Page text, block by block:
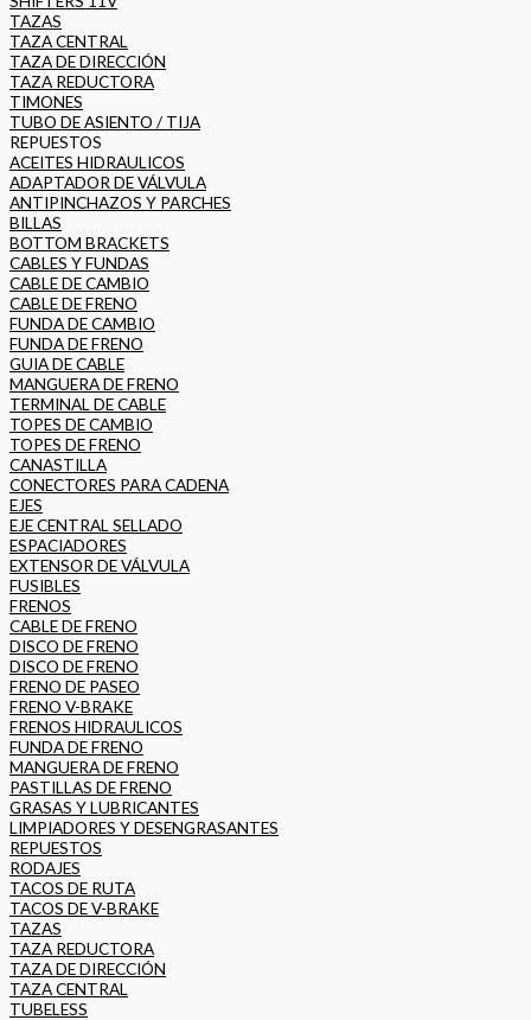
TAZAS
TAZA CENTRAL
TAZA DE DIRECCIÓN
TAZA REDUCTORA
TIMONES
TUBO DE ASIENTO / TIJA
REPUESTOS
ACEITES HIDRAULICOS
ADAPTADOR DE VÁLVULA
ANTIPINCHAZOS Y PARCHES
BILLAS
BOTTOM BRACKETS
CABLES Y FUNDAS
CABLE DE CAMBIO
CABLE DE FRENO
FUNDA DE CAMBIO
FUNDA DE FRENO
GUIA DE CABLE
MANGUERA DE FRENO
TERMINAL DE CABLE
TOPES DE CAMBIO
TOPES DE FRENO
CANASTILLA
CONECTORES PARA CADENA
EJES
EJE CENTRAL SELLADO
ESPACIADORES
EXTENSOR DE VÁLVULA
FUSIBLES
FRENOS
CABLE DE FRENO
DISCO DE FRENO
DISCO DE FRENO
FRENO DE PASEO
FRENO V-BRAKE
FRENOS HIDRAULICOS
FUNDA DE FRENO
MANGUERA DE FRENO
PASTILLAS DE FRENO
GRASAS Y LUBRICANTES
LIMPIADORES Y DESENGRASANTES
REPUESTOS
RODAJES
TACOS DE RUTA
TACOS DE V-BRAKE
TAZAS
TAZA REDUCTORA
TAZA DE DIRECCIÓN
TAZA CENTRAL
TUBELESS